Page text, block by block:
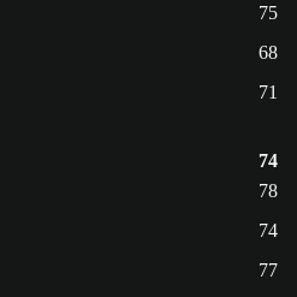
75
68
71
74
78
74
77